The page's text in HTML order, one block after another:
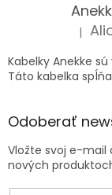
|
Kabelky Anekke
Táto kabelka
Odoberať
Vložte svoj e-
nových